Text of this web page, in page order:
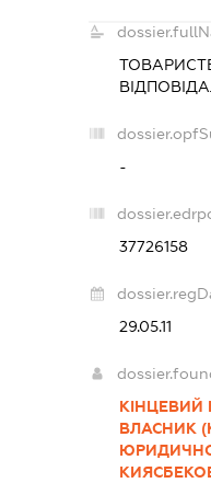
-
37726158
29.05.11
КІНЦЕВИЙ
ВЛАСНИК